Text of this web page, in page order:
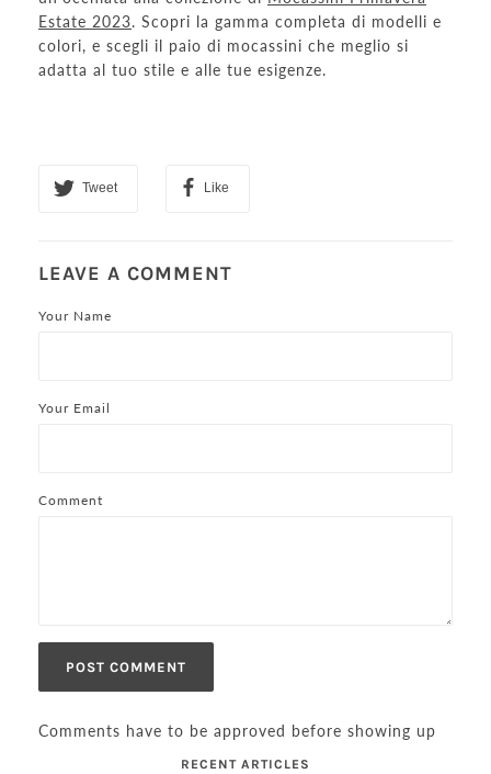
Estate 2023. Scopri la gamma completa di modelli e
colori, e scegli il paio di mocassini che meglio si
adatta al tuo stile e alle tue esigenze.
Tweet Like
LEAVE A COMMENT
Your Name
Your Email
Comment
Comments have to be approved before showing up
RECENT ARTICLES